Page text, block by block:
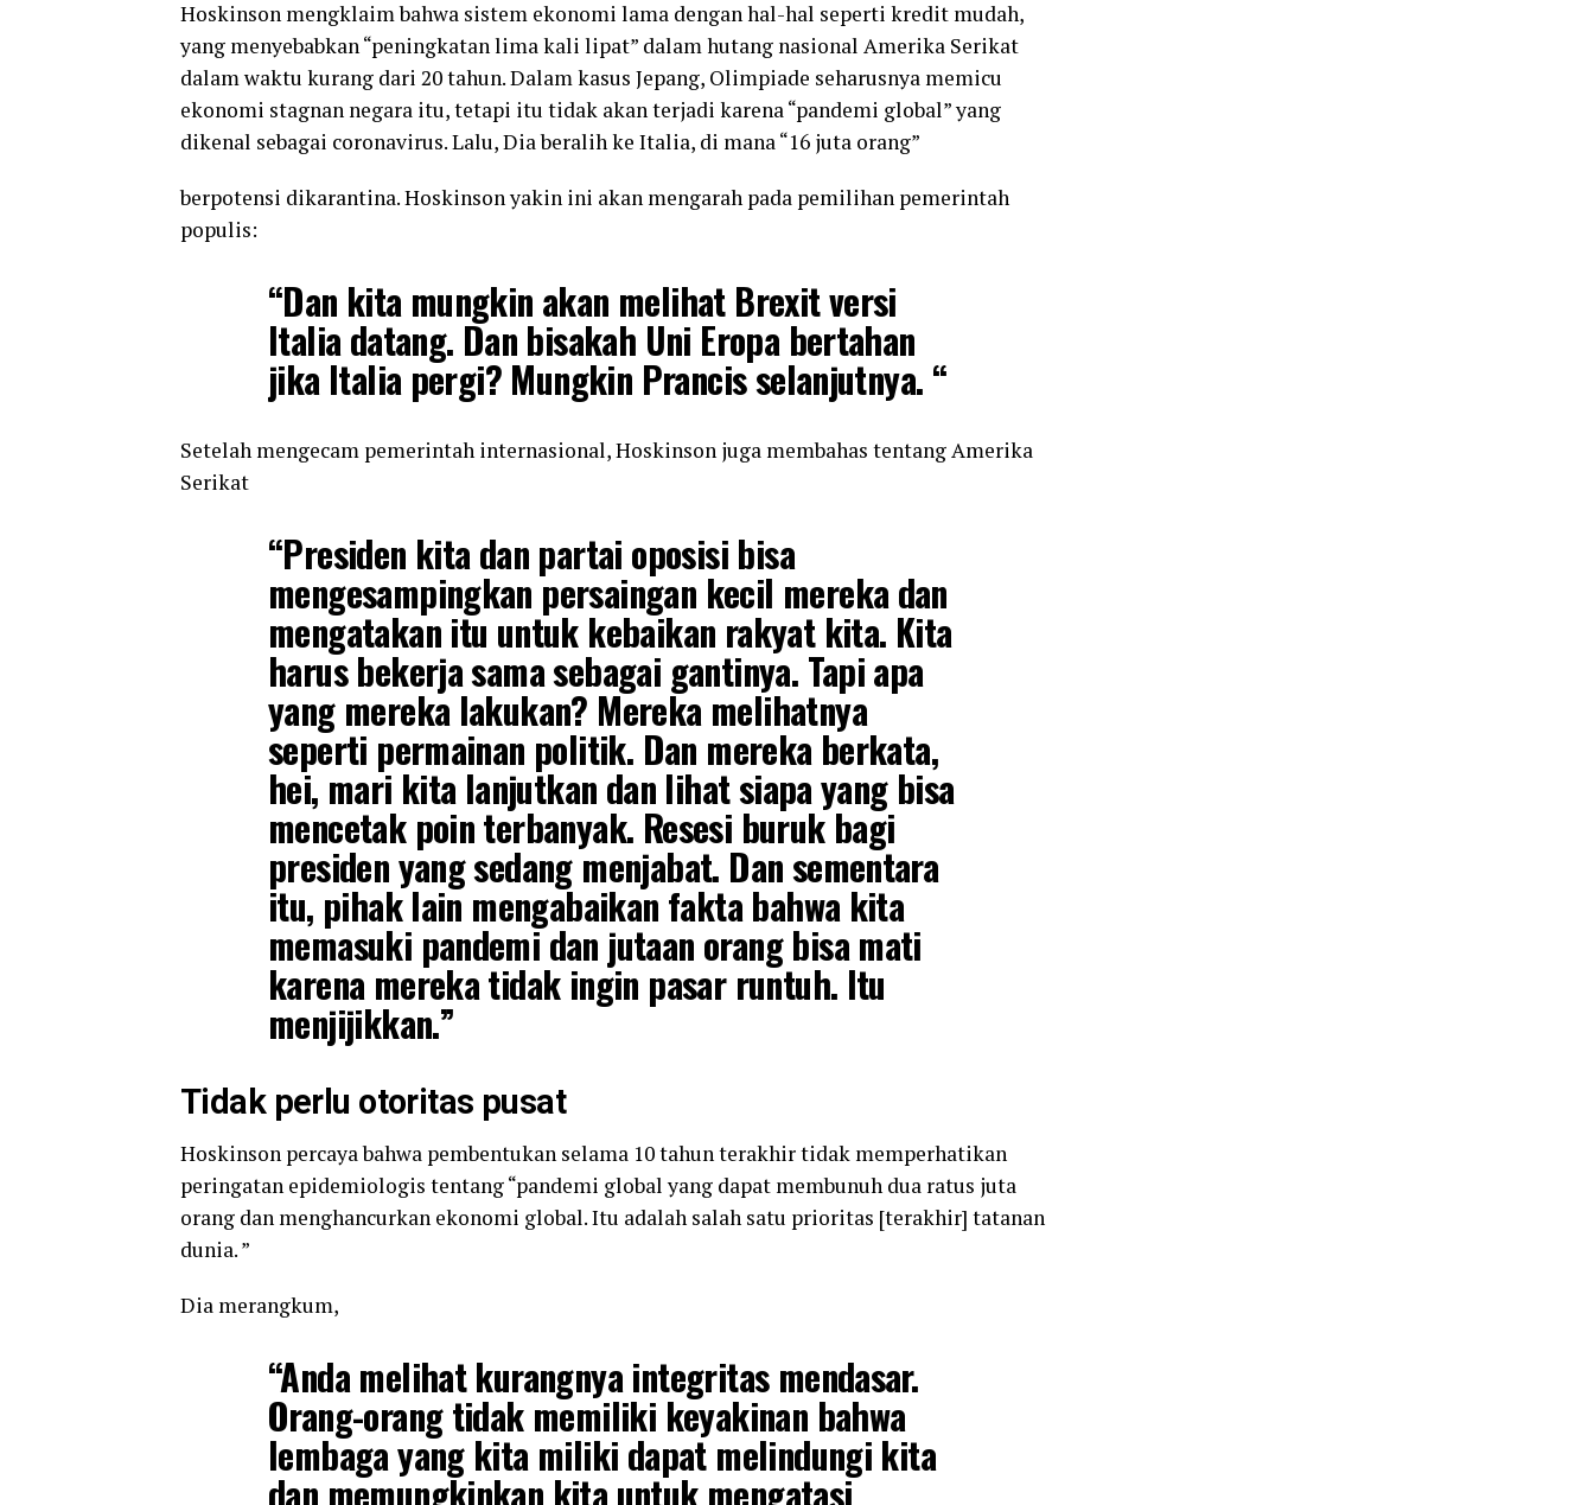
Hoskinson mengklaim bahwa sistem ekonomi lama dengan hal-hal seperti kredit mudah,
yang menyebabkan “peningkatan lima kali lipat” dalam hutang nasional Amerika Serikat
dalam waktu kurang dari 20 tahun. Dalam kasus Jepang, Olimpiade seharusnya memicu
ekonomi stagnan negara itu, tetapi itu tidak akan terjadi karena “pandemi global” yang
dikenal sebagai coronavirus. Lalu, Dia beralih ke Italia, di mana “16 juta orang”
berpotensi dikarantina. Hoskinson yakin ini akan mengarah pada pemilihan pemerintah
populis:
“Dan kita mungkin akan melihat Brexit versi
Italia datang. Dan bisakah Uni Eropa bertahan
jika Italia pergi? Mungkin Prancis selanjutnya. “
Setelah mengecam pemerintah internasional, Hoskinson juga membahas tentang Amerika
Serikat
“Presiden kita dan partai oposisi bisa
mengesampingkan persaingan kecil mereka dan
mengatakan itu untuk kebaikan rakyat kita. Kita
harus bekerja sama sebagai gantinya. Tapi apa
yang mereka lakukan? Mereka melihatnya
seperti permainan politik. Dan mereka berkata,
hei, mari kita lanjutkan dan lihat siapa yang bisa
mencetak poin terbanyak. Resesi buruk bagi
presiden yang sedang menjabat. Dan sementara
itu, pihak lain mengabaikan fakta bahwa kita
memasuki pandemi dan jutaan orang bisa mati
karena mereka tidak ingin pasar runtuh. Itu
menjijikkan.”
Tidak perlu otoritas pusat
Hoskinson percaya bahwa pembentukan selama 10 tahun terakhir tidak memperhatikan
peringatan epidemiologis tentang “pandemi global yang dapat membunuh dua ratus juta
orang dan menghancurkan ekonomi global. Itu adalah salah satu prioritas [terakhir] tatanan
dunia. ”
Dia merangkum,
“Anda melihat kurangnya integritas mendasar.
Orang-orang tidak memiliki keyakinan bahwa
lembaga yang kita miliki dapat melindungi kita
dan memungkinkan kita untuk mengatasi